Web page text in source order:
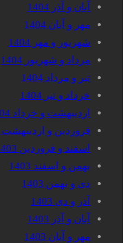
آبان و آذر 1404
مهر و آبان 1404
شهریور و مهر 1404
مرداد و شهریور 1404
تیر و مرداد 1404
خرداد و تیر 1404
اردیبهشت و خرداد 1404
فروردین و اردیبهشت 1404
اسفند و فروردین 1403
بهمن و اسفند 1403
دی و بهمن 1403
آذر و دی 1403
آبان و آذر 1403
مهر و آبان 1403